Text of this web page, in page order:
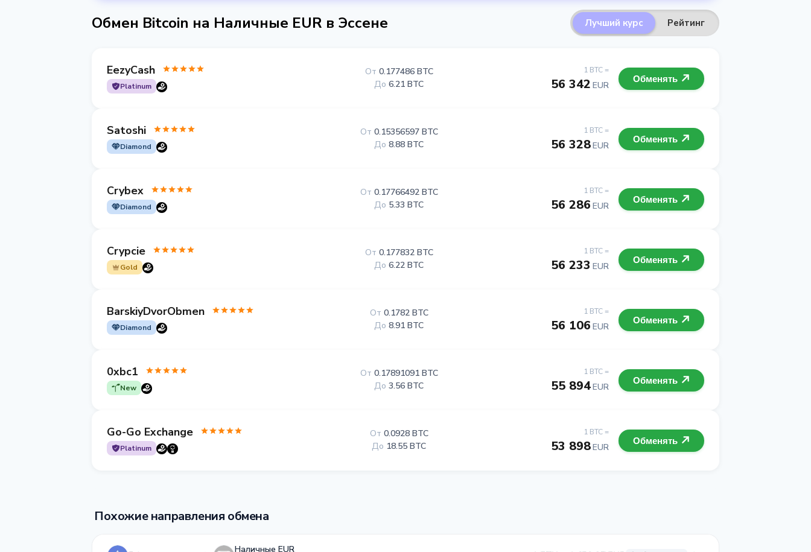
Обмен Bitcoin на Наличные EUR в Эссене Лучший курс Рейтинг
EezyCash
Platinum
1 BTC =
56 342 EUR
От 0.177486 BTC
До 6.21 BTC Обменять
Satoshi
Diamond
1 BTC =
56 328EUR
От 0.15356597 BTC
До 8.88 BTC Обменять
Crybex
Diamond
1 BTC =
56 286 EUR
От 0.17766492 BTC
До 5.33 BTC Обменять
Crypcie
Gold
1 BTC =
56 233 EUR
От 0.177832 BTC
До 6.22 BTC Обменять
BarskiyDvorObmen
Diamond
1 BTC =
56 106 EUR
От 0.1782 BTC
До 8.91 BTC Обменять
0xbc1
New
1 BTC =
55 894EUR
От 0.17891091 BTC
До 3.56 BTC Обменять
Go-Go Exchange
Platinum
1 BTC =
53 898EUR
От 0.0928 BTC
До 18.55 BTC Обменять
Похожие направления обмена
Наличные EUR